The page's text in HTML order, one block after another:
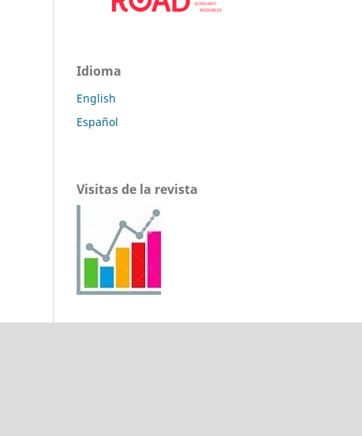
Idioma
English
Español
Visitas de la revista